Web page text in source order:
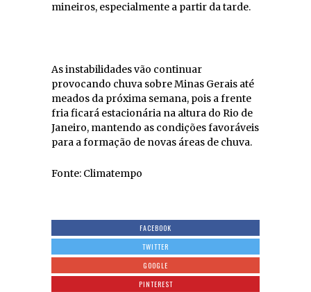
mineiros, especialmente a partir da tarde.
As instabilidades vão continuar
provocando chuva sobre Minas Gerais até
meados da próxima semana, pois a frente
fria ficará estacionária na altura do Rio de
Janeiro, mantendo as condições favoráveis
para a formação de novas áreas de chuva.
Fonte: Climatempo
FACEBOOK
TWITTER
GOOGLE
PINTEREST